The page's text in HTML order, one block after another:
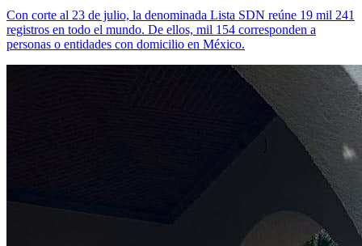
Con corte al 23 de julio, la denominada Lista SDN reúne 19 mil 241
registros en todo el mundo. De ellos, mil 154 corresponden a
personas o entidades con domicilio en México.